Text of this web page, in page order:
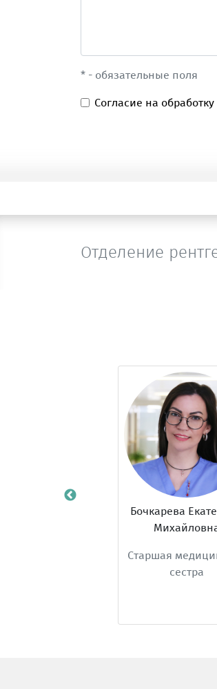
* - обязательные поля
Согласие на
Отделение
Бочкарева
Михайловна
Старшая
сестра